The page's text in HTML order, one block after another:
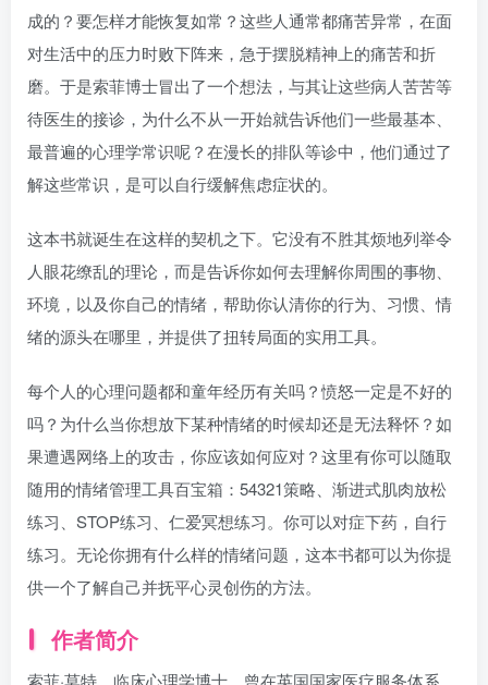
成的？要怎样才能恢复如常？这些人通常都痛苦异常，在面
对生活中的压力时败下阵来，急于摆脱精神上的痛苦和折
磨。于是索菲博士冒出了一个想法，与其让这些病人苦苦等
待医生的接诊，为什么不从一开始就告诉他们一些最基本、
最普遍的心理学常识呢？在漫长的排队等诊中，他们通过了
解这些常识，是可以自行缓解焦虑症状的。
这本书就诞生在这样的契机之下。它没有不胜其烦地列举令
人眼花缭乱的理论，而是告诉你如何去理解你周围的事物、
环境，以及你自己的情绪，帮助你认清你的行为、习惯、情
绪的源头在哪里，并提供了扭转局面的实用工具。
每个人的心理问题都和童年经历有关吗？愤怒一定是不好的
吗？为什么当你想放下某种情绪的时候却还是无法释怀？如
果遭遇网络上的攻击，你应该如何应对？这里有你可以随取
随用的情绪管理工具百宝箱：54321策略、渐进式肌肉放松
练习、STOP练习、仁爱冥想练习。你可以对症下药，自行
练习。无论你拥有什么样的情绪问题，这本书都可以为你提
供一个了解自己并抚平心灵创伤的方法。
作者简介
索菲·莫特，临床心理学博士。曾在英国国家医疗服务体系